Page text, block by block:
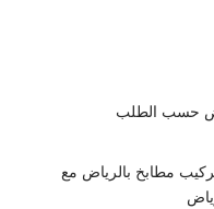
حسب الطلب
مطابخ بالرياض مع